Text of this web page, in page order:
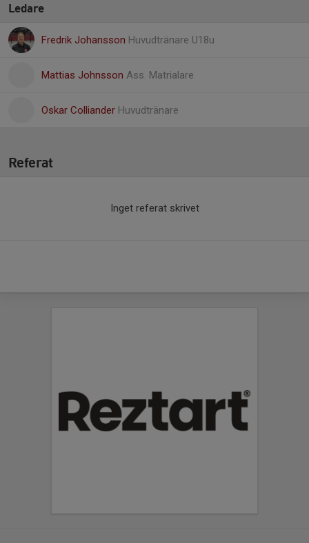
Ledare
Fredrik Johansson Huvudtränare U18u
Mattias Johnsson Ass. Matrialare
Oskar Colliander Huvudtränare
Referat
Inget referat skrivet